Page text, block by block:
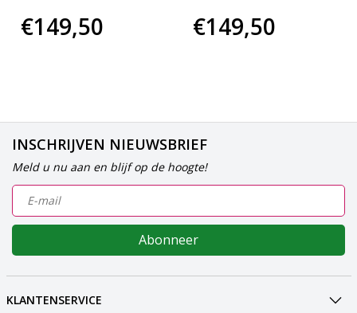
€149,50 €149,50
INSCHRIJVEN NIEUWSBRIEF
Meld u nu aan en blijf op de hoogte!
Abonneer
KLANTENSERVICE